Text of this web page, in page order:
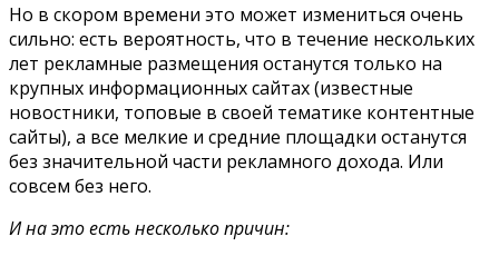
Но в скором времени это может измениться очень
сильно: есть вероятность, что в течение нескольких
лет рекламные размещения останутся только на
крупных информационных сайтах (известные
новостники, топовые в своей тематике контентные
сайты), а все мелкие и средние площадки останутся
без значительной части рекламного дохода. Или
совсем без него.
И на это есть несколько причин: